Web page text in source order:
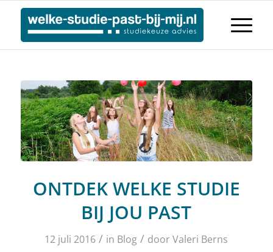
ONTDEK WELKE STUDIE
BIJ JOU PAST
12 juli 2016 / in Blog / doorValeri Berns